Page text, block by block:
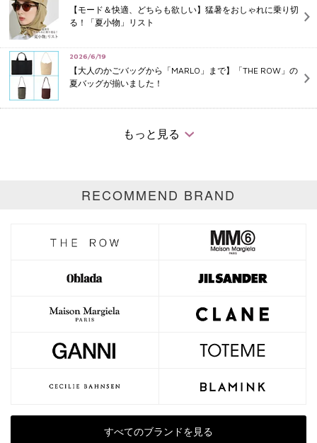
【モード＆快適、どちらも欲しい】猛暑をおしゃれに乗り切
る！「夏小物」リスト
2026/6/19
【大人のかごバッグから「MARLO」まで】「THE ROW」の
夏バッグが揃いました！
【水濡れ／梅雨寒／ジメジメ湿気】６月をモードに乗り切る
もっと見る
RECOMMEND BRAND
すべてのブランドを見る